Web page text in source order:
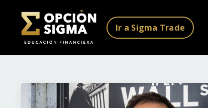
Ir a Sigma Trade